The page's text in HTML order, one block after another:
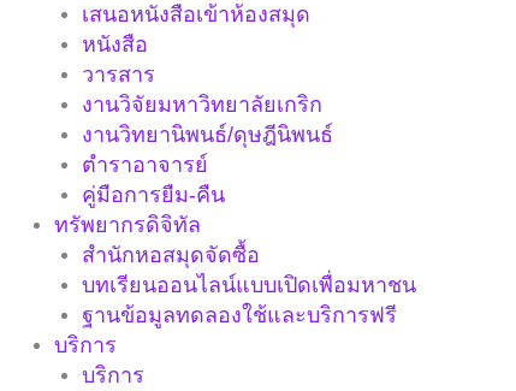
เสนอหนังสือเข้าห้องสมุด
หนังสือ
วารสาร
งานวิจัยมหาวิทยาลัยเกริก
งานวิทยานิพนธ์/ดุษฎีนิพนธ์
ตำราอาจารย์
คู่มือการยืม-คืน
ทรัพยากรดิจิทัล
สำนักหอสมุดจัดซื้อ
บทเรียนออนไลน์แบบเปิดเพื่อมหาชน
ฐานข้อมูลทดลองใช้และบริการฟรี
บริการ
บริการ